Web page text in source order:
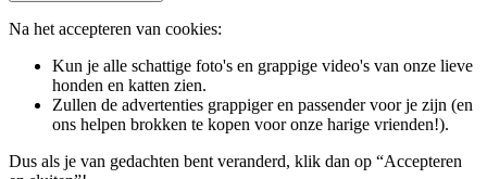
Na het accepteren van cookies:
Kun je alle schattige foto's en grappige video's van onze lieve
honden en katten zien.
Zullen de advertenties grappiger en passender voor je zijn (en
ons helpen brokken te kopen voor onze harige vrienden!).
Dus als je van gedachten bent veranderd, klik dan op “Accepteren